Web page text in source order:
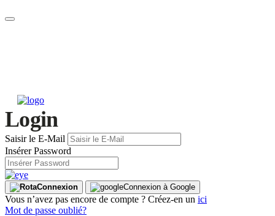
Login
Saisir le E-Mail
Insérer Password
Connexion Connexion à Google
Vous n’avez pas encore de compte ? Créez-en un ici
Mot de passe oublié?